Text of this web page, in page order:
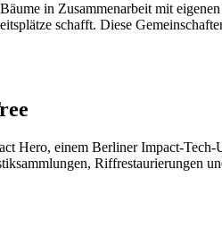
in Zusammenarbeit mit
schafft. Diese
einem Berliner Impact-Tech-
Riffrestaurierungen